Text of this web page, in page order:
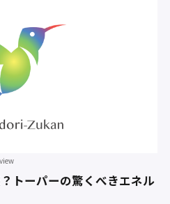
トーパーの驚くべきエネル